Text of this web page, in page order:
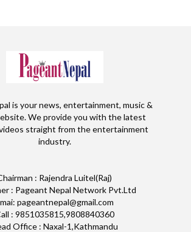
is your news, entertainment, music &
We provide you with the latest
straight from the entertainment
industry.
: Rajendra Luitel(Raj)
: Pageant Nepal Network Pvt.Ltd
pageantnepal@gmail.com
: 9851035815,9808840360
Office : Naxal-1,Kathmandu